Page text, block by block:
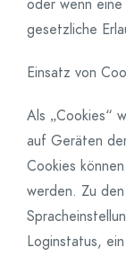
oder wenn
gesetzliche
Einsatz von
Als „Cookies“
auf Geräten
Cookies
werden. Zu
Loginstatus,